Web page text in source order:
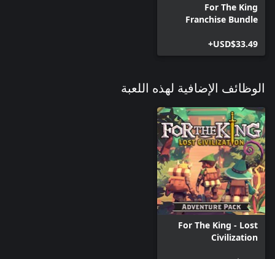
For The King
Franchise Bundle
USD$33.49+
الوظائف الإضافية لهذه اللعبة
For The King - Lost
Civilization